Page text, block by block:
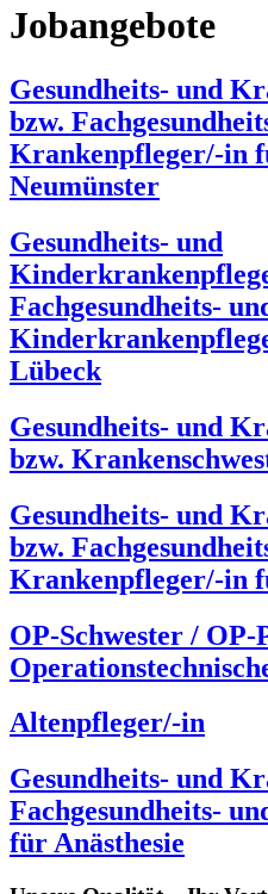
Jobangebote
Gesundheits- und
bzw.
Krankenpfleger/-in
Neumünster
Gesundheits- und
Fachgesundheits-
Lübeck
Gesundheits- und
bzw.
Gesundheits- und
bzw.
Krankenpfleger/-in
OP-Schwester / OP-
Altenpfleger/-in
Gesundheits- und
Fachgesundheits-
für Anästhesie